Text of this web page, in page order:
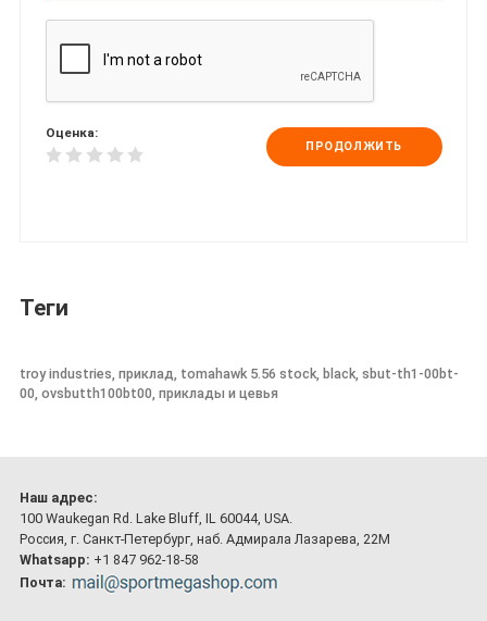
Оценка:
ПРОДОЛЖИТЬ
Теги
troy industries, приклад, tomahawk 5.56 stock, black, sbut-th1-00bt-
00, ovsbutth100bt00, приклады и цевья
Наш адрес:
100 Waukegan Rd. Lake Bluff, IL 60044, USA.
Россия, г. Санкт-Петербург, наб. Адмирала Лазарева, 22М
Whatsapp: +1 847 962-18-58
Почта: